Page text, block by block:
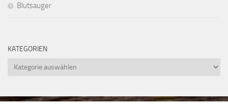
Blutsauger
KATEGORIEN
Kategorien